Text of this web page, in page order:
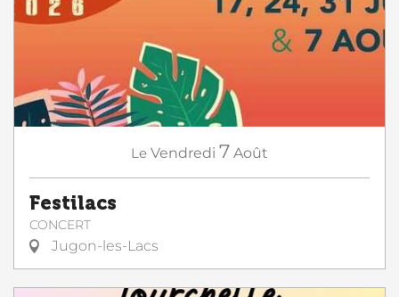
Le Vendredi 7 Août
Festilacs
CONCERT
Jugon-les-Lacs